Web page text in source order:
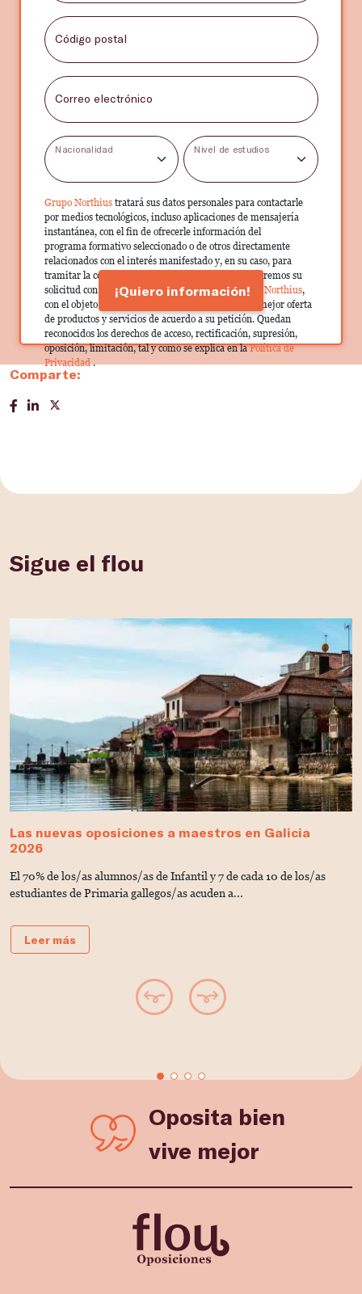
Código postal
Correo electrónico
Nacionalidad Nivel de estudios
Grupo Northius tratará sus datos personales para contactarle
por medios tecnológicos, incluso aplicaciones de mensajería
instantánea, con el fin de ofrecerle información del
programa formativo seleccionado o de otros directamente
relacionados con el interés manifestado y, en su caso, para
tramitar la contratación correspondiente. Compartiremos su
solicitud con las empresas que conforman elGrupo Northius,
con el objeto de que estas puedan hacerle llegar la mejor oferta
de productos y servicios de acuerdo a su petición. Quedan
reconocidos los derechos de acceso, rectificación, supresión,
oposición, limitación, tal y como se explica en laPolítica de
Privacidad.
¡Quiero información!
Comparte:
Sigue el flou
Las nuevas oposiciones a maestros en Galicia
2026
El 70% de los/as alumnos/as de Infantil y 7 de cada 10 de los/as
estudiantes de Primaria gallegos/as acuden a...
Leer más
Oposita bien
vive mejor